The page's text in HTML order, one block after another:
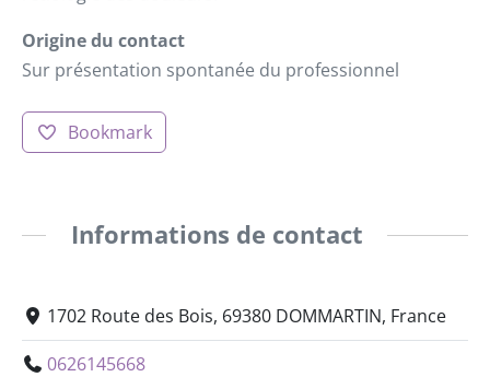
Origine du contact
Sur présentation spontanée du professionnel
Bookmark
Informations de contact
1702 Route des Bois, 69380 DOMMARTIN, France
0626145668